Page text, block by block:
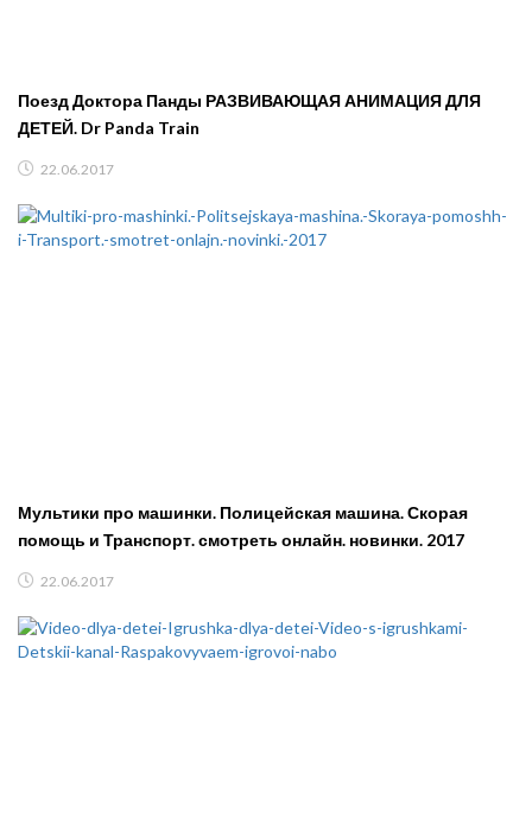
Поезд Доктора Панды РАЗВИВАЮЩАЯ АНИМАЦИЯ ДЛЯ
ДЕТЕЙ. Dr Panda Train
22.06.2017
Мультики про машинки. Полицейская машина. Скорая
помощь и Транспорт. смотреть онлайн. новинки. 2017
22.06.2017